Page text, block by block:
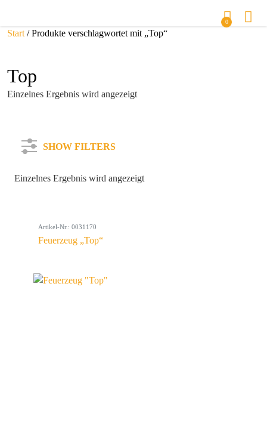
0
Start / Produkte verschlagwortet mit „Top“
Top
Einzelnes Ergebnis wird angezeigt
SHOW FILTERS
Farbe
Einzelnes Ergebnis wird angezeigt
Artikel-Nr.: 0031170
Feuerzeug „Top“